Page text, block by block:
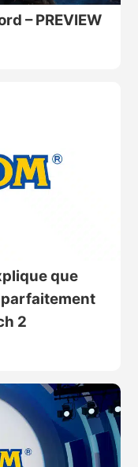
– PREVIEW
que
parfaitement
2